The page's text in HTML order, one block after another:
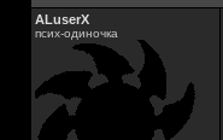
ALuserX
псих-одиночка